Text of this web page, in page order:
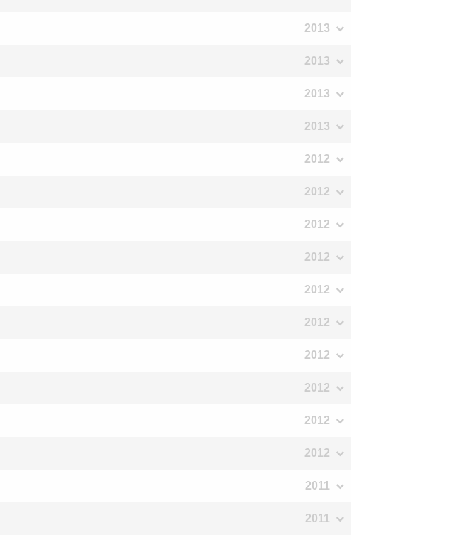
2013
2013
2013
2013
2012
2012
2012
2012
2012
2012
2012
2012
2012
2012
2011
2011